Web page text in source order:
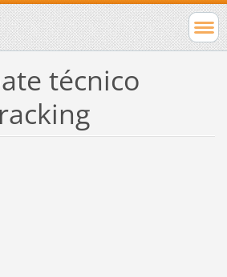
técnico